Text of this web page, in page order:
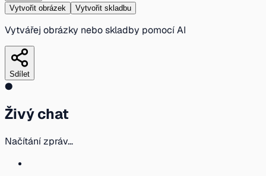
Vytvořit obrázek
Vytvořit skladbu
Vytvářej obrázky nebo skladby pomocí AI
Sdílet
●
Živý chat
Načítání zpráv…